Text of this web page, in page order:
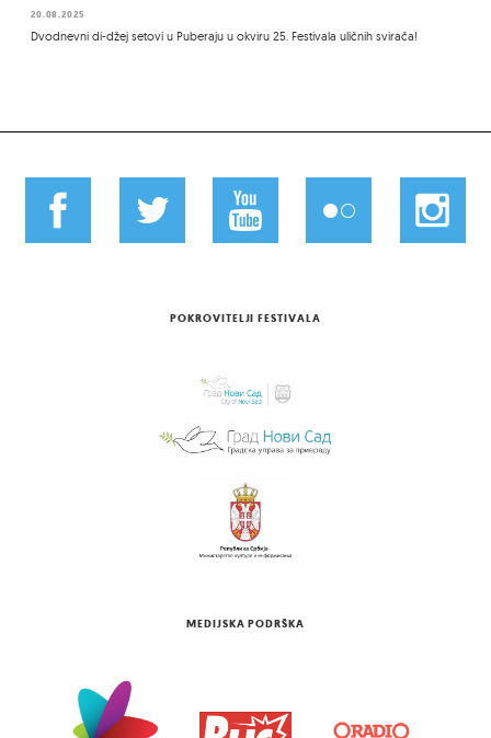
20.08.2025
Dvodnevni di-džej setovi u Puberaju u okviru 25. Festivala uličnih svirača!
POKROVITELJI FESTIVALA
MEDIJSKA PODRŠKA